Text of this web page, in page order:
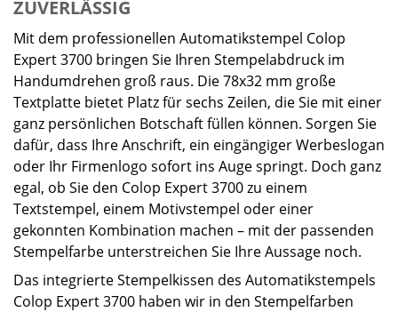
ZUVERLÄSSIG
Mit dem professionellen Automatikstempel Colop
Expert 3700 bringen Sie Ihren Stempelabdruck im
Handumdrehen groß raus. Die 78x32 mm große
Textplatte bietet Platz für sechs Zeilen, die Sie mit einer
ganz persönlichen Botschaft füllen können. Sorgen Sie
dafür, dass Ihre Anschrift, ein eingängiger Werbeslogan
oder Ihr Firmenlogo sofort ins Auge springt. Doch ganz
egal, ob Sie den Colop Expert 3700 zu einem
Textstempel, einem Motivstempel oder einer
gekonnten Kombination machen – mit der passenden
Stempelfarbe unterstreichen Sie Ihre Aussage noch.
Das integrierte Stempelkissen des Automatikstempels
Colop Expert 3700 haben wir in den Stempelfarben